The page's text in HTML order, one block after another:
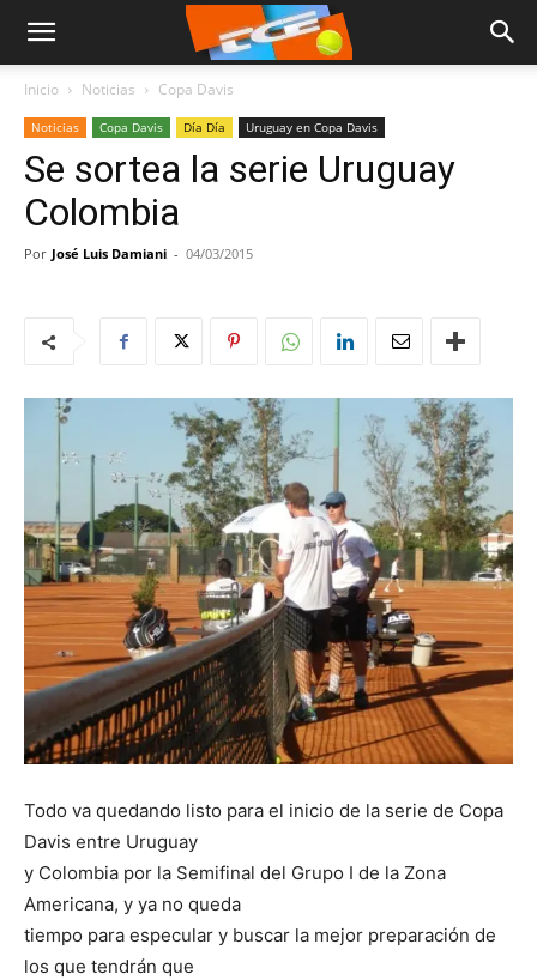
Inicio Noticias Copa Davis
Noticias Copa Davis Día Día Uruguay en Copa Davis
Se sortea la serie Uruguay
Colombia
Por José Luis Damiani - 04/03/2015
Todo va quedando listo para el inicio de la serie de Copa
Davis entre Uruguay
y Colombia por la Semifinal del Grupo I de la Zona
Americana, y ya no queda
tiempo para especular y buscar la mejor preparación de
los que tendrán que